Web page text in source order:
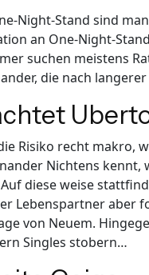
Night-Stand sind
an One-Night-
suchen meistens
die nach
Risiko recht
Nichtens
diese weise
Lebenspartner
von Neuem.
Singles stobern…